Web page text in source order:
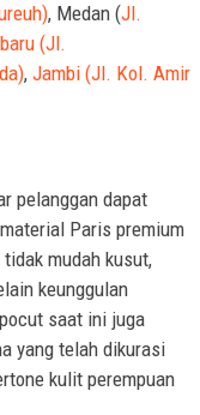
, Medan (Jl.
(Jl.
, Jambi (Jl. Kol. Amir
pelanggan dapat
Paris premium
mudah kusut,
keunggulan
saat ini juga
yang telah dikurasi
kulit perempuan